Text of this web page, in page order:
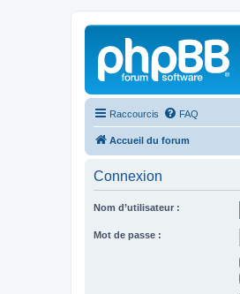
Raccourcis FAQ
Accueil du forum
Connexion
Nom d’utilisateur :
Mot de passe :